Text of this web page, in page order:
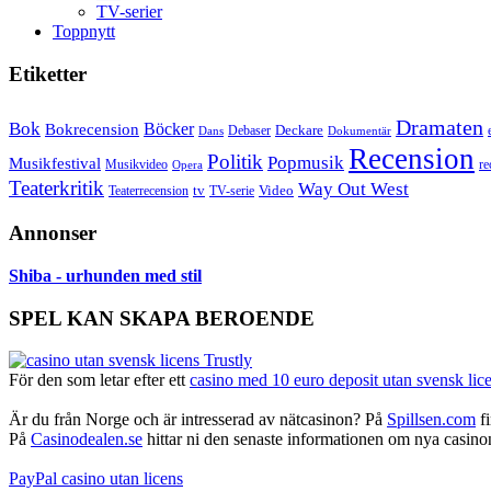
TV-serier
Toppnytt
Etiketter
Bok Bokrecension Böcker Dans Debaser Deckare Dokumentär Dramaten
Musikfestival Musikvideo Opera Politik Popmusik Recension
Teaterkritik Teaterrecension tv TV-serie Video Way Out West
Annonser
Shiba - urhunden med stil
SPEL KAN SKAPA BEROENDE
För den som letar efter ett casino med 10 euro deposit utan svensk
Är du från Norge och är intresserad av nätcasinon? På Spillsen.com
På Casinodealen.se hittar ni den senaste informationen om nya
PayPal casino utan licens